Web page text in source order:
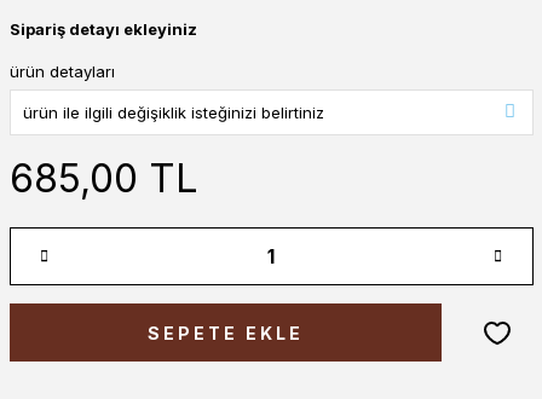
Sipariş detayı ekleyiniz
ürün detayları
685,00 TL
SEPETE EKLE